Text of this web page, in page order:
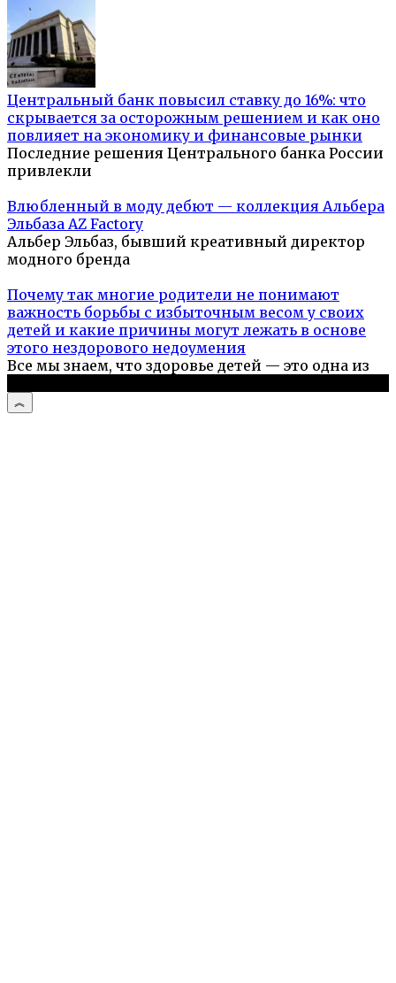
Центральный банк повысил ставку до 16%: что
скрывается за осторожным решением и как оно
повлияет на экономику и финансовые рынки
Последние решения Центрального банка России
привлекли
Влюбленный в моду дебют — коллекция Альбера
Эльбаза AZ Factory
Альбер Эльбаз, бывший креативный директор
модного бренда
Почему так многие родители не понимают
важность борьбы с избыточным весом у своих
детей и какие причины могут лежать в основе
этого нездорового недоумения
Все мы знаем, что здоровье детей — это одна из